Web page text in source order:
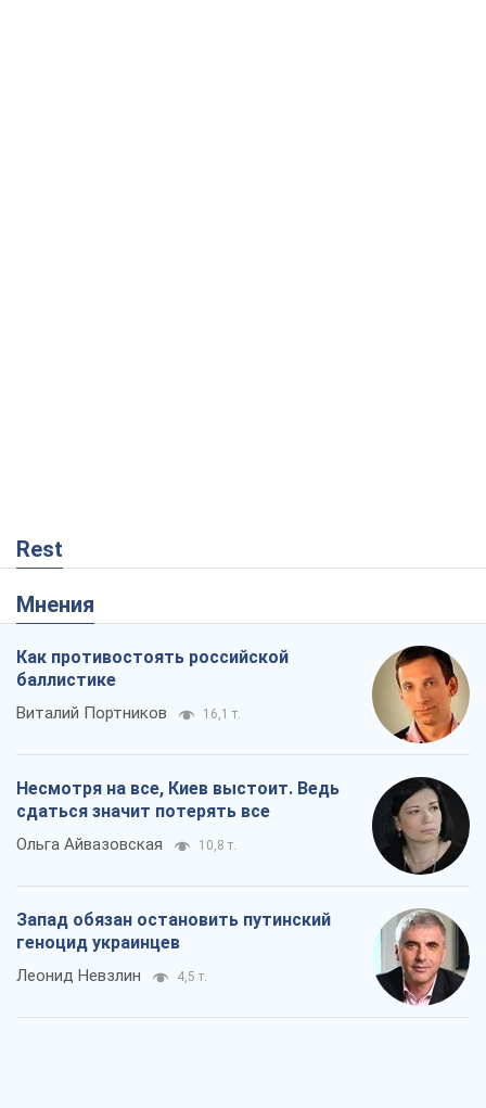
Rest
Мнения
Как противостоять российской
баллистике
Виталий Портников 16,1 т.
Несмотря на все, Киев выстоит. Ведь
сдаться значит потерять все
Ольга Айвазовская 10,8 т.
Запад обязан остановить путинский
геноцид украинцев
Леонид Невзлин 4,5 т.